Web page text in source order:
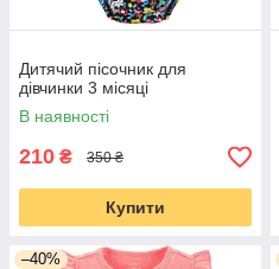
Дитячий пісочник для
дівчинки 3 місяці
В наявності
210 ₴ 350 ₴
Купити
–40%